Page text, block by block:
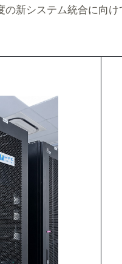
新システム統合に向け